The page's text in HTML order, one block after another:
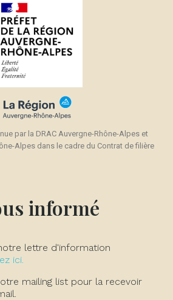
par la DRAC Auvergne-Rhône-Alpes et
Alpes dans le cadre du Contrat de filière
informé
lettre d'information
ici.
mailing list pour la recevoir